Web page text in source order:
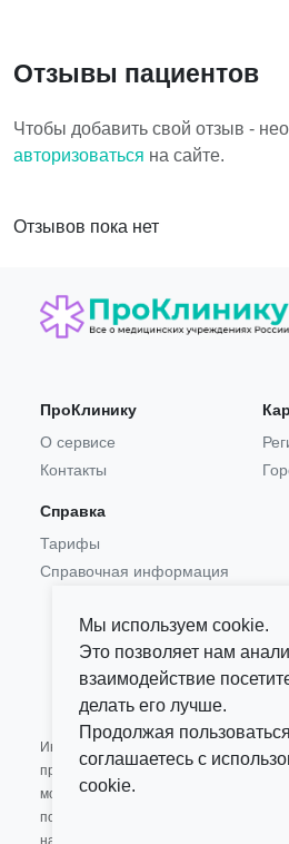
Отзывы пациентов
Чтобы добавить свой отзыв -
авторизоваться на сайте.
Отзывов пока нет
ПроКлинику
О сервисе
Контакты
Справка
Тарифы
Справочная информация
Информация,
представленная на сайте, не
может быть использована для
постановки диагноза,
назначения лечения и не
Мы используем cookie.
Это позволяет нам
взаимодействие
делать его лучше.
Продолжая
соглашаетесь с
cookie.